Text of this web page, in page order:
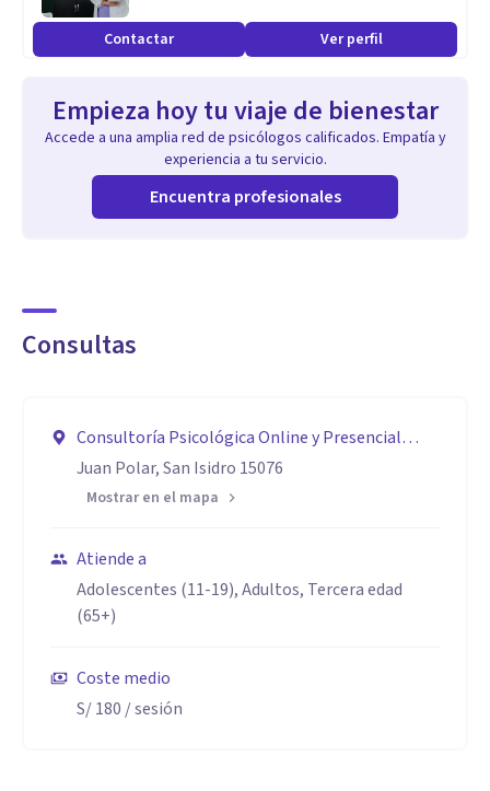
Conductual
Cuento con Formación Clínica en Terapia de Esquemas
Autocompasión
Aptitudes
Líder
Perseverante
Contactar Ver perfil
Empieza hoy tu viaje de bienestar
Accede a una amplia red de psicólogos calificados. Empatía y
experiencia a tu servicio.
Encuentra profesionales
Consultas
Consultoría Psicológica Online y Presencial
(PREVIA RESERVA)
Juan Polar, San Isidro 15076
Mostrar en el mapa
Atiende a
Adolescentes (11-19), Adultos, Tercera edad
(65+)
Coste medio
S/ 180 / sesión